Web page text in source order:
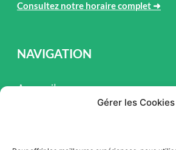
Gérer les Cookies
Consultez notre horaire complet ➜
NAVIGATION
Accueil